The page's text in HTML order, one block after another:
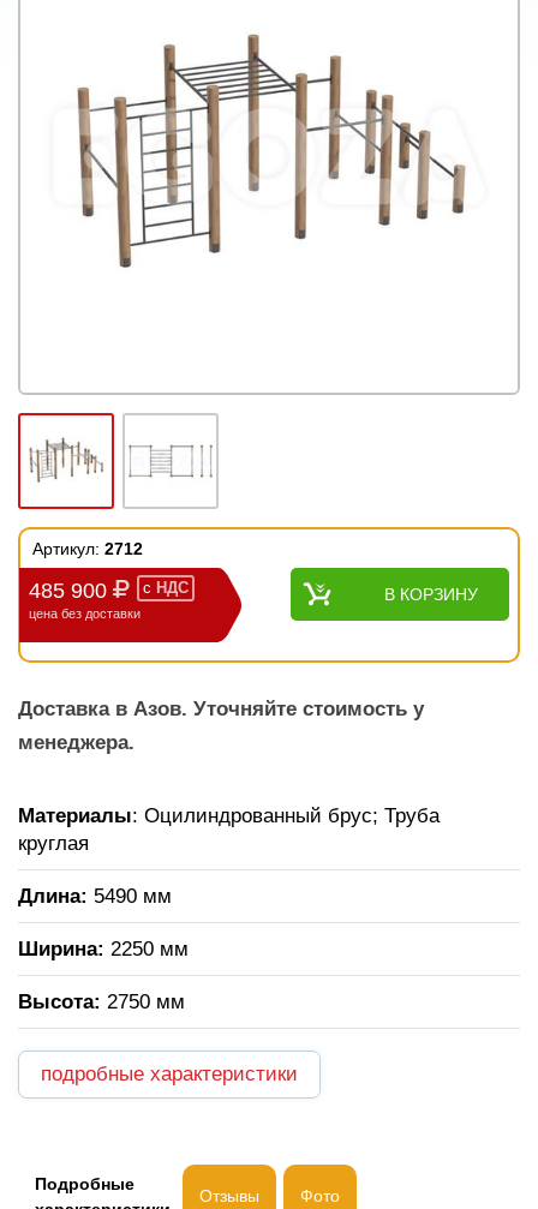
Артикул: 2712
485 900 с НДС
цена без доставки
В КОРЗИНУ
Доставка в Азов. Уточняйте стоимость у
менеджера.
Материалы: Оцилиндрованный брус; Труба
круглая
Длина: 5490 мм
Ширина: 2250 мм
Высота: 2750 мм
подробные характеристики
Подробные
Отзывы Фото